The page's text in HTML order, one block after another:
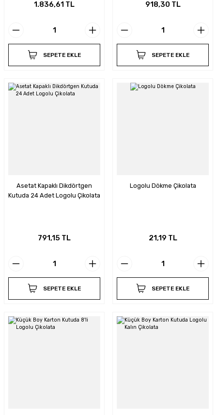
1.836,61 TL
SEPETE EKLE
918,30 TL
SEPETE EKLE
Asetat Kapaklı Dikdörtgen
Kutuda 24 Adet Logolu Çikolata
791,15 TL
SEPETE EKLE
Logolu Dökme Çikolata
21,19 TL
SEPETE EKLE